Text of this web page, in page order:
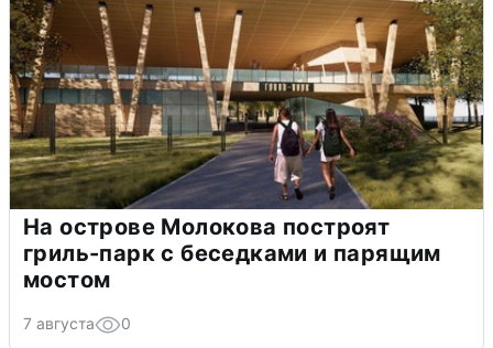
На острове Молокова построят
гриль-парк с беседками и парящим
мостом
7 августа 0